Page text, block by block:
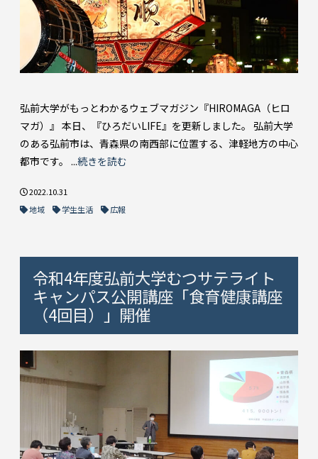
弘前大学がもっとわかるウェブマガジン『HIROMAGA（ヒロ
マガ）』 本日、『ひろだいLIFE』を更新しました。 弘前大学
のある弘前市は、青森県の南西部に位置する、津軽地方の中心
都市です。 ...続きを読む
2022.10.31
地域
学生生活 広報
令和4年度弘前大学むつサテライト
キャンパス公開講座「食育健康講座
（4回目）」開催